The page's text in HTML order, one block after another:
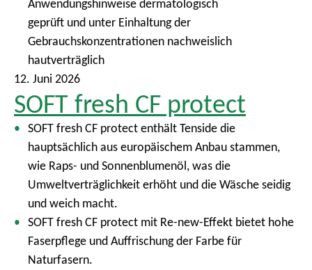
Anwendungshinweise dermatologisch
geprüft und unter Einhaltung der
Gebrauchskonzentrationen nachweislich
hautverträglich
12. Juni 2026
SOFT fresh CF protect
SOFT fresh CF protect enthält Tenside die
hauptsächlich aus europäischem Anbau stammen,
wie Raps- und Sonnenblumenöl, was die
Umweltverträglichkeit erhöht und die Wäsche seidig
und weich macht.
SOFT fresh CF protect mit Re-new-Effekt bietet hohe
Faserpflege und Auffrischung der Farbe für
Naturfasern.